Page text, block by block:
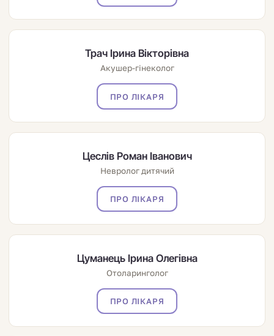
Трач Ірина Вікторівна
Акушер-гінеколог
ПРО ЛІКАРЯ
Цеслів Роман Іванович
Невролог дитячий
ПРО ЛІКАРЯ
Цуманець Ірина Олегівна
Отоларинголог
ПРО ЛІКАРЯ